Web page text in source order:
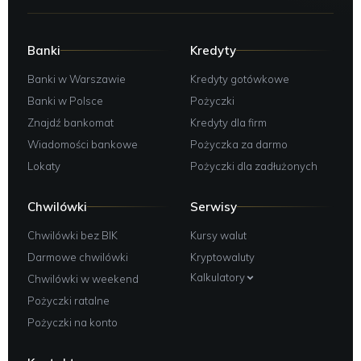
Rzeszów Grunwaldzka 34, Rzeszów;
Luboń Grunwaldzka 189;
Pruszcz Gdański Grunwaldzka 8;
Warszawa Grzybowska 16, Warszawa;
Warszawa Grzybowska 3, Warszawa;
Marki Głębocka 15;
Poznań Głogowska 72, Poznań;
Kalisz Główny Rynek 3, 62-800 Kalisz, Polska;
18:00, środa 08:00–18:00, czwartek 08:00–18:00, piątek
poniedziałek 08:00–18:00
Piastów Hallera 6;
Banki
Banki w Warszawie
Banki w Polsce
Znajdź bankomat
Wiadomości bankowe
Lokaty
Kredyty
Kredyty gotówkowe
Pożyczki
Kredyty dla firm
Pożyczka za darmo
Pożyczki dla zadłużonych
Chwilówki
Chwilówki bez BIK
Darmowe chwilówki
Chwilówki w weekend
Pożyczki ratalne
Pożyczki na konto
Serwisy
Kursy walut
Kryptowaluty
Kalkulatory